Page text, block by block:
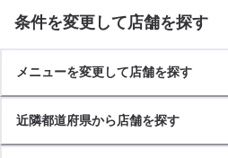
条件を変更して店舗を探す
メニューを変更して店舗を探す
近隣都道府県から店舗を探す